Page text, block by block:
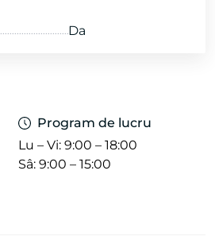
Da
Program de lucru
Lu – Vi: 9:00 – 18:00
Sâ: 9:00 – 15:00